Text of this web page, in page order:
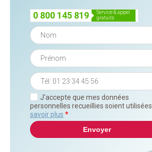
0 800 145 819
service & appel
gratuits
J'accepte que mes données
personnelles recueillies soient utilisées.
savoir plus *